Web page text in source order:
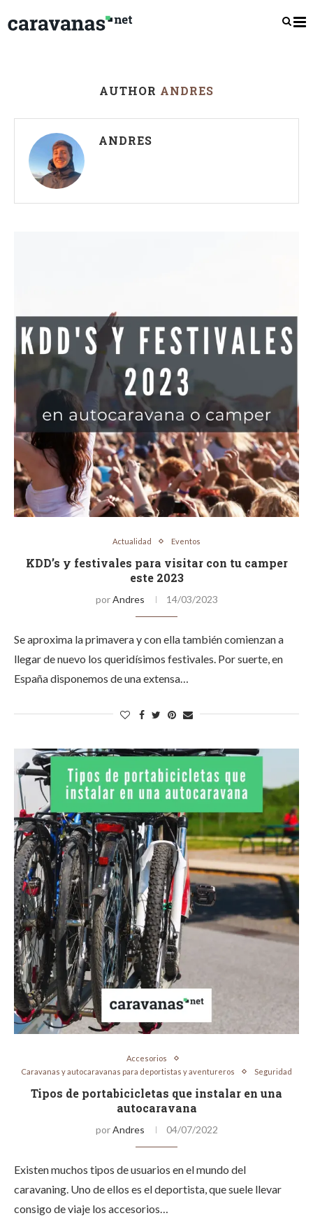
AUTHOR ANDRES
ANDRES
Actualidad Eventos
KDD’s y festivales para visitar con tu camper
este 2023
porAndres 14/03/2023
Se aproxima la primavera y con ella también comienzan a
llegar de nuevo los queridísimos festivales. Por suerte, en
España disponemos de una extensa…
Accesorios
Caravanas y autocaravanas para deportistas y aventureros
Seguridad
Tipos de portabicicletas que instalar en una
autocaravana
porAndres 04/07/2022
Existen muchos tipos de usuarios en el mundo del
caravaning. Uno de ellos es el deportista, que suele llevar
consigo de viaje los accesorios…